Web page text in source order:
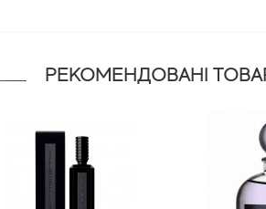
РЕКОМЕНДОВАНІ